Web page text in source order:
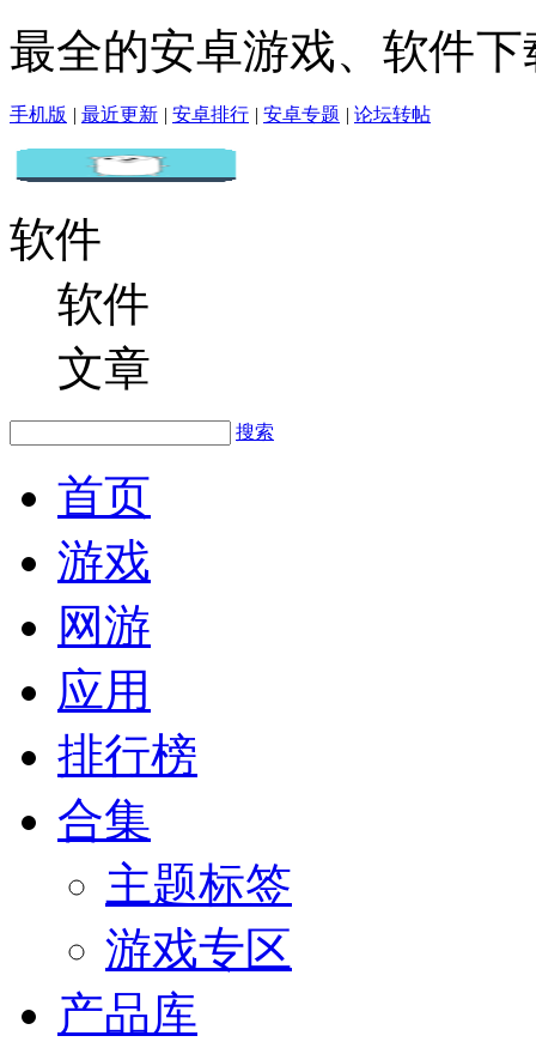
最全的安卓游戏、软件下
手机版 | 最近更新 | 安卓排行 | 安卓专题 | 论坛转帖
软件
软件
文章
搜索
首页
游戏
网游
应用
排行榜
合集
主题标签
游戏专区
产品库